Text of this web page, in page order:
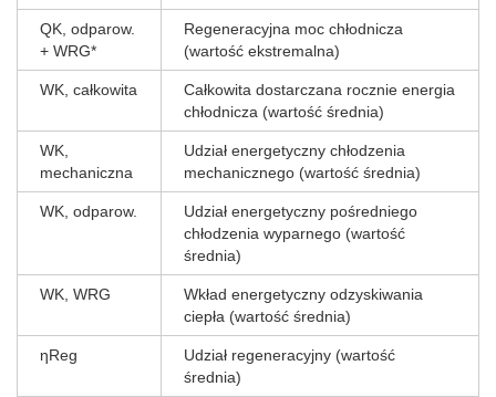
QK, odparow.
+ WRG*
Regeneracyjna moc chłodnicza
(wartość ekstremalna)
WK, całkowita
Całkowita dostarczana rocznie energia
chłodnicza (wartość średnia)
WK,
mechaniczna
Udział energetyczny chłodzenia
mechanicznego (wartość średnia)
WK, odparow.
Udział energetyczny pośredniego
chłodzenia wyparnego (wartość
średnia)
WK, WRG
Wkład energetyczny odzyskiwania
ciepła (wartość średnia)
ηReg
Udział regeneracyjny (wartość
średnia)